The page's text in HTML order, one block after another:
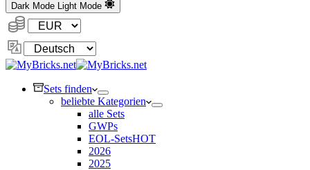
Dark Mode Light Mode
Währung:
Sprache
ändern
Sets finden
beliebte Kategorien
alle Sets
GWPs
EOL-SetsHOT
2026
2025